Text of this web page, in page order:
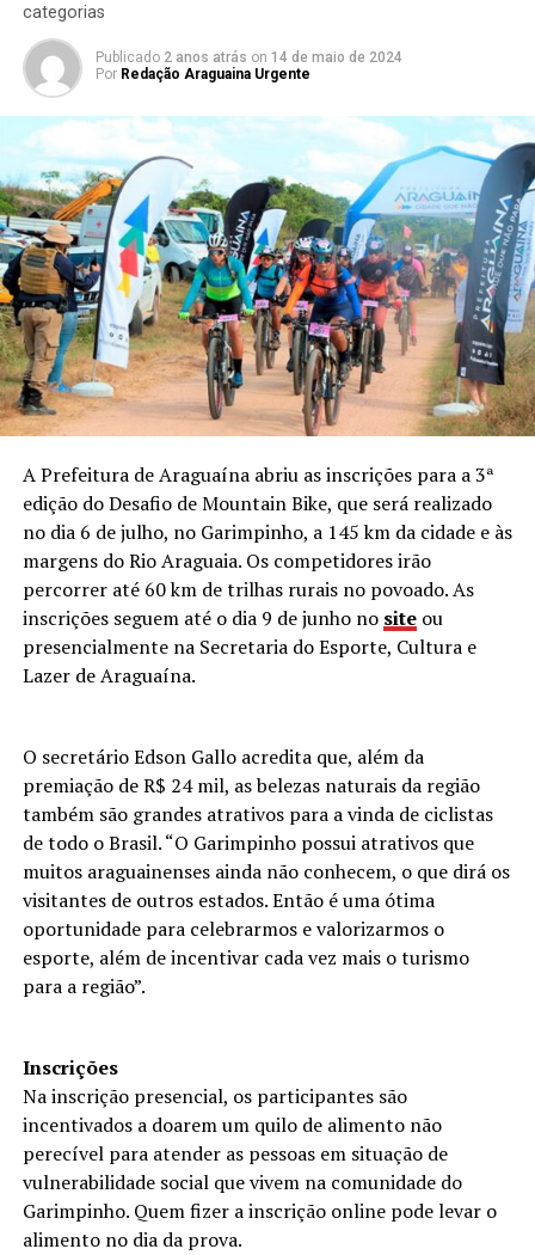
categorias
Publicado 2 anos atrás on 14 de maio de 2024
Por Redação Araguaina Urgente
A Prefeitura de Araguaína abriu as inscrições para a 3ª
edição do Desafio de Mountain Bike, que será realizado
no dia 6 de julho, no Garimpinho, a 145 km da cidade e às
margens do Rio Araguaia. Os competidores irão
percorrer até 60 km de trilhas rurais no povoado. As
inscrições seguem até o dia 9 de junho no site ou
presencialmente na Secretaria do Esporte, Cultura e
Lazer de Araguaína.
O secretário Edson Gallo acredita que, além da
premiação de R$ 24 mil, as belezas naturais da região
também são grandes atrativos para a vinda de ciclistas
de todo o Brasil. “O Garimpinho possui atrativos que
muitos araguainenses ainda não conhecem, o que dirá os
visitantes de outros estados. Então é uma ótima
oportunidade para celebrarmos e valorizarmos o
esporte, além de incentivar cada vez mais o turismo
para a região”.
Inscrições
Na inscrição presencial, os participantes são
incentivados a doarem um quilo de alimento não
perecível para atender as pessoas em situação de
vulnerabilidade social que vivem na comunidade do
Garimpinho. Quem fizer a inscrição online pode levar o
alimento no dia da prova.